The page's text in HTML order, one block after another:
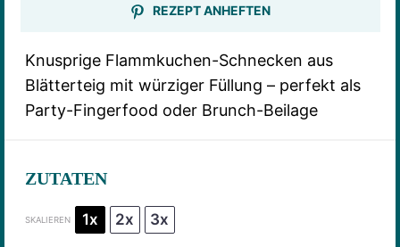
REZEPT ANHEFTEN
Knusprige Flammkuchen-Schnecken aus
Blätterteig mit würziger Füllung – perfekt als
Party-Fingerfood oder Brunch-Beilage
ZUTATEN
SKALIEREN 1x 2x 3x